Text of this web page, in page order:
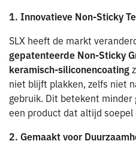
1. Innovatieve Non-Sticky
SLX heeft de markt
gepatenteerde Non-Sticky
keramisch-siliconencoating
niet blijft plakken, zelfs niet
gebruik. Dit betekent
een product dat altijd
2. Gemaakt voor